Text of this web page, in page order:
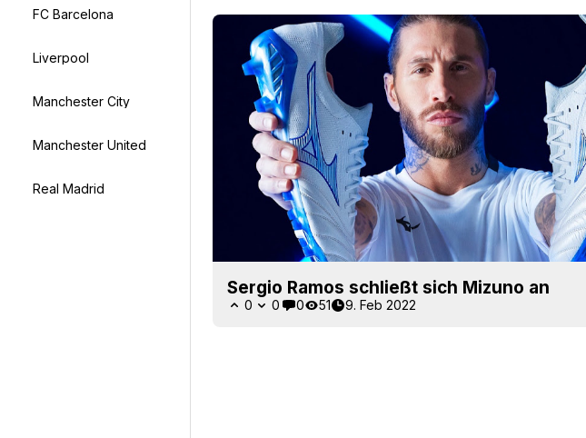
FC Barcelona
Liverpool
Manchester City
Manchester United
Real Madrid
Sergio Ramos schließt sich Mizuno an
0 0 0 51 9. Feb 2022